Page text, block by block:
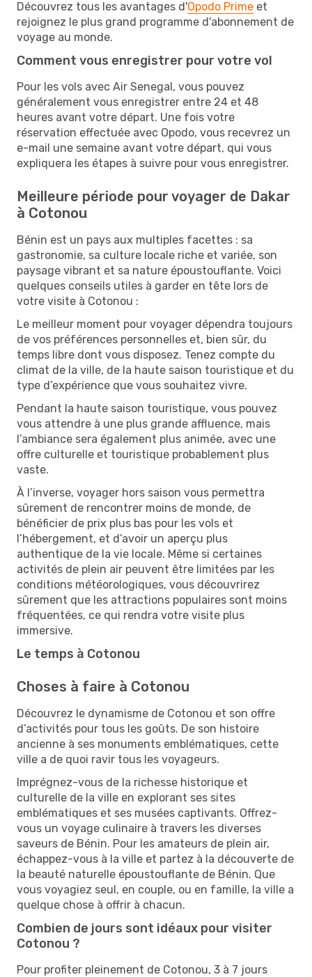
Découvrez tous les avantages d'Opodo Prime et
rejoignez le plus grand programme d'abonnement de
voyage au monde.
Comment vous enregistrer pour votre vol
Pour les vols avec Air Senegal, vous pouvez
généralement vous enregistrer entre 24 et 48
heures avant votre départ. Une fois votre
réservation effectuée avec Opodo, vous recevrez un
e-mail une semaine avant votre départ, qui vous
expliquera les étapes à suivre pour vous enregistrer.
Meilleure période pour voyager de Dakar
à Cotonou
Bénin est un pays aux multiples facettes : sa
gastronomie, sa culture locale riche et variée, son
paysage vibrant et sa nature époustouflante. Voici
quelques conseils utiles à garder en tête lors de
votre visite à Cotonou :
Le meilleur moment pour voyager dépendra toujours
de vos préférences personnelles et, bien sûr, du
temps libre dont vous disposez. Tenez compte du
climat de la ville, de la haute saison touristique et du
type d’expérience que vous souhaitez vivre.
Pendant la haute saison touristique, vous pouvez
vous attendre à une plus grande affluence, mais
l’ambiance sera également plus animée, avec une
offre culturelle et touristique probablement plus
vaste.
À l’inverse, voyager hors saison vous permettra
sûrement de rencontrer moins de monde, de
bénéficier de prix plus bas pour les vols et
l’hébergement, et d’avoir un aperçu plus
authentique de la vie locale. Même si certaines
activités de plein air peuvent être limitées par les
conditions météorologiques, vous découvrirez
sûrement que les attractions populaires sont moins
fréquentées, ce qui rendra votre visite plus
immersive.
Le temps à Cotonou
Choses à faire à Cotonou
Découvrez le dynamisme de Cotonou et son offre
d’activités pour tous les goûts. De son histoire
ancienne à ses monuments emblématiques, cette
ville a de quoi ravir tous les voyageurs.
Imprégnez-vous de la richesse historique et
culturelle de la ville en explorant ses sites
emblématiques et ses musées captivants. Offrez-
vous un voyage culinaire à travers les diverses
saveurs de Bénin. Pour les amateurs de plein air,
échappez-vous à la ville et partez à la découverte de
la beauté naturelle époustouflante de Bénin. Que
vous voyagiez seul, en couple, ou en famille, la ville a
quelque chose à offrir à chacun.
Combien de jours sont idéaux pour visiter
Cotonou ?
Pour profiter pleinement de Cotonou, 3 à 7 jours